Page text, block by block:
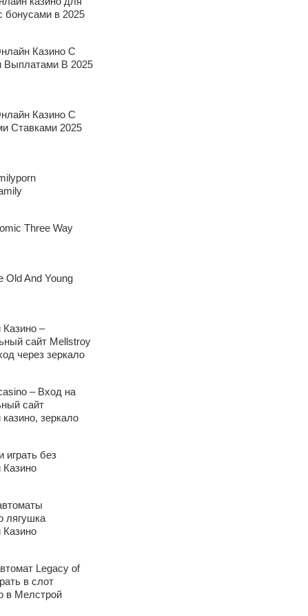
бонусами в 2025
Казино С
Выплатами В 2025
Казино С
Ставками 2025
Three Way
Old And Young
–
сайт Mellstroy
через зеркало
– Вход на
сайт
зеркало
играть без
лягушка
Legacy of
в слот
в Мелстрой